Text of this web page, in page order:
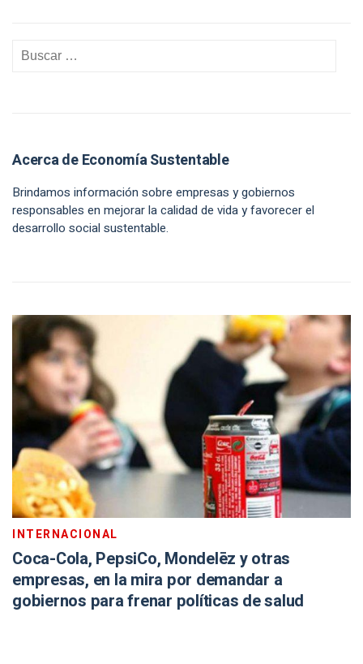
Acerca de Economía Sustentable
Brindamos información sobre empresas y gobiernos
responsables en mejorar la calidad de vida y favorecer el
desarrollo social sustentable.
INTERNACIONAL
Coca-Cola, PepsiCo, Mondelēz y otras
empresas, en la mira por demandar a
gobiernos para frenar políticas de salud